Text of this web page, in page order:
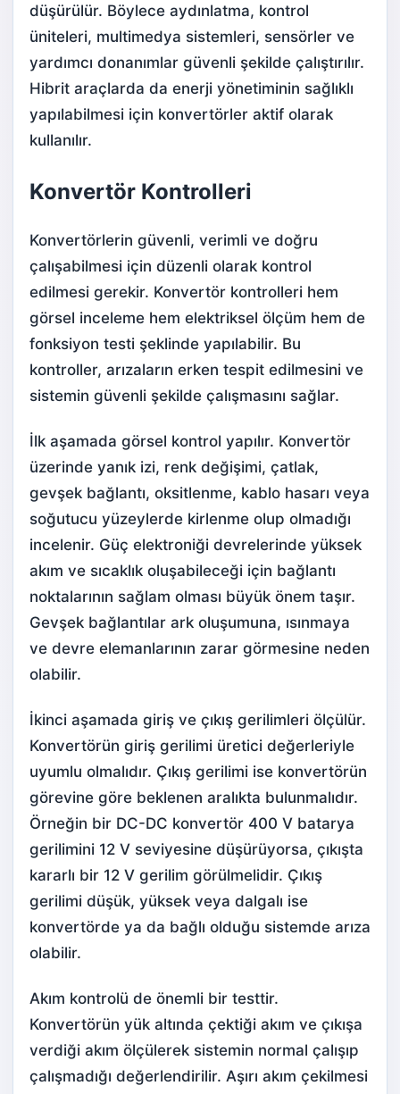
düşürülür. Böylece aydınlatma, kontrol
üniteleri, multimedya sistemleri, sensörler ve
yardımcı donanımlar güvenli şekilde çalıştırılır.
Hibrit araçlarda da enerji yönetiminin sağlıklı
yapılabilmesi için konvertörler aktif olarak
kullanılır.
Konvertör Kontrolleri
Konvertörlerin güvenli, verimli ve doğru
çalışabilmesi için düzenli olarak kontrol
edilmesi gerekir. Konvertör kontrolleri hem
görsel inceleme hem elektriksel ölçüm hem de
fonksiyon testi şeklinde yapılabilir. Bu
kontroller, arızaların erken tespit edilmesini ve
sistemin güvenli şekilde çalışmasını sağlar.
İlk aşamada görsel kontrol yapılır. Konvertör
üzerinde yanık izi, renk değişimi, çatlak,
gevşek bağlantı, oksitlenme, kablo hasarı veya
soğutucu yüzeylerde kirlenme olup olmadığı
incelenir. Güç elektroniği devrelerinde yüksek
akım ve sıcaklık oluşabileceği için bağlantı
noktalarının sağlam olması büyük önem taşır.
Gevşek bağlantılar ark oluşumuna, ısınmaya
ve devre elemanlarının zarar görmesine neden
olabilir.
İkinci aşamada giriş ve çıkış gerilimleri ölçülür.
Konvertörün giriş gerilimi üretici değerleriyle
uyumlu olmalıdır. Çıkış gerilimi ise konvertörün
görevine göre beklenen aralıkta bulunmalıdır.
Örneğin bir DC-DC konvertör 400 V batarya
gerilimini 12 V seviyesine düşürüyorsa, çıkışta
kararlı bir 12 V gerilim görülmelidir. Çıkış
gerilimi düşük, yüksek veya dalgalı ise
konvertörde ya da bağlı olduğu sistemde arıza
olabilir.
Akım kontrolü de önemli bir testtir.
Konvertörün yük altında çektiği akım ve çıkışa
verdiği akım ölçülerek sistemin normal çalışıp
çalışmadığı değerlendirilir. Aşırı akım çekilmesi